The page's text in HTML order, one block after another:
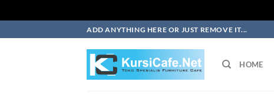
to
ADD ANYTHING HERE OR JUST REMOVE IT...
HOME